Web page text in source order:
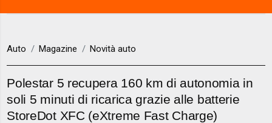
Auto Magazine Novità auto
Polestar 5 recupera 160 km di autonomia in
soli 5 minuti di ricarica grazie alle batterie
StoreDot XFC (eXtreme Fast Charge)